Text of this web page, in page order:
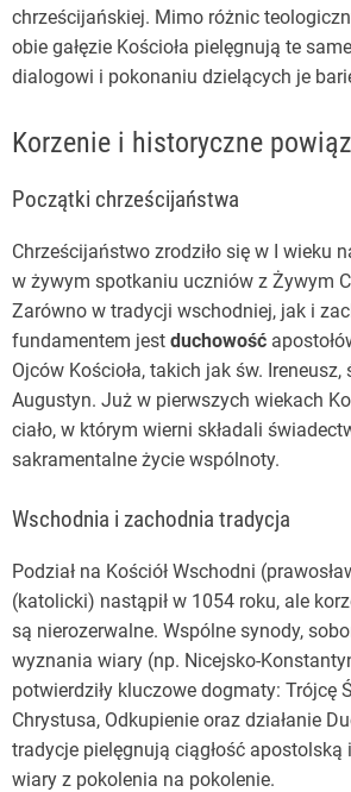
chrześcijańskiej. Mimo różnic
obie gałęzie Kościoła pielęgnują te
dialogowi i pokonaniu dzielących je
Korzenie i historyczne
Początki chrześcijaństwa
Chrześcijaństwo zrodziło się w I wieku
w żywym spotkaniu uczniów z Żywym
Zarówno w tradycji wschodniej, jak i
fundamentem jest duchowość
Ojców Kościoła, takich jak św. Ireneusz,
Augustyn. Już w pierwszych wiekach
ciało, w którym wierni składali
sakramentalne życie wspólnoty.
Wschodnia i zachodnia tradycja
Podział na Kościół Wschodni
(katolicki) nastąpił w 1054 roku, ale
są nierozerwalne. Wspólne synody,
wyznania wiary (np. Nicejsko-
potwierdziły kluczowe dogmaty: Trójcę
Chrystusa, Odkupienie oraz działanie
tradycje pielęgnują ciągłość
wiary z pokolenia na pokolenie.